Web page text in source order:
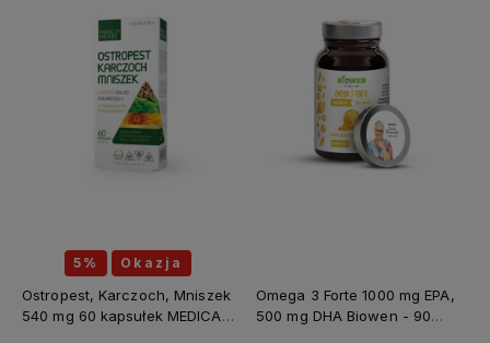
5% Okazja
Ostropest, Karczoch, Mniszek
540 mg 60 kapsułek MEDICA
Omega 3 Forte 1000 mg EPA,
500 mg DHA Biowen - 90